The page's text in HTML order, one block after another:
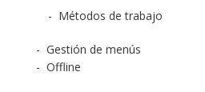
- Métodos de trabajo
- Gestión de menús
- Offline